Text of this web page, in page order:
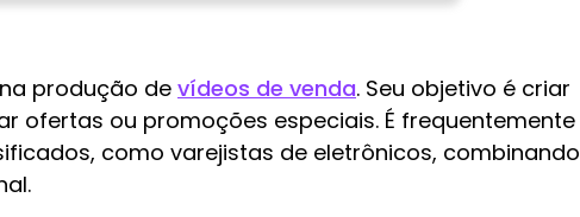
produção de vídeos de venda. Seu objetivo é criar
ofertas ou promoções especiais. É frequentemente
como varejistas de eletrônicos, combinando